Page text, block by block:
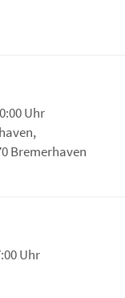
Uhr
Bremerhaven
Uhr